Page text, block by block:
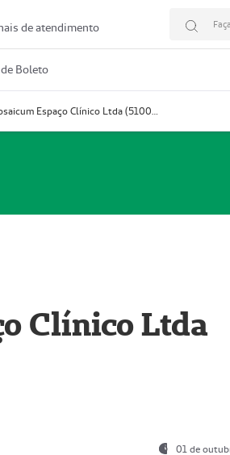
de atendimento
Boleto
Prestador Mosaicum Espaço Clínico Ltda (51004352-0)
Clínico Ltda
01 de